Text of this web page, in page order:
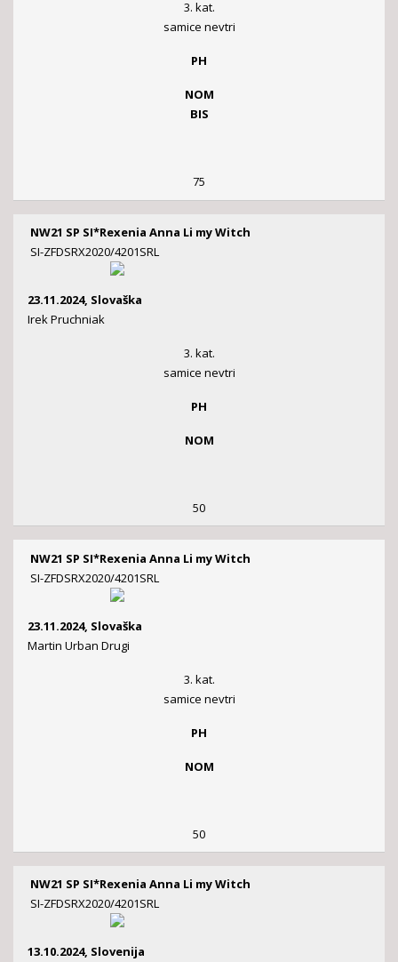
3. kat.
samice nevtri
PH
NOM
BIS
75
NW21 SP SI*Rexenia Anna Li my Witch
SI-ZFDSRX2020/4201SRL
23.11.2024, Slovaška
Irek Pruchniak
3. kat.
samice nevtri
PH
NOM
50
NW21 SP SI*Rexenia Anna Li my Witch
SI-ZFDSRX2020/4201SRL
23.11.2024, Slovaška
Martin Urban Drugi
3. kat.
samice nevtri
PH
NOM
50
NW21 SP SI*Rexenia Anna Li my Witch
SI-ZFDSRX2020/4201SRL
13.10.2024, Slovenija